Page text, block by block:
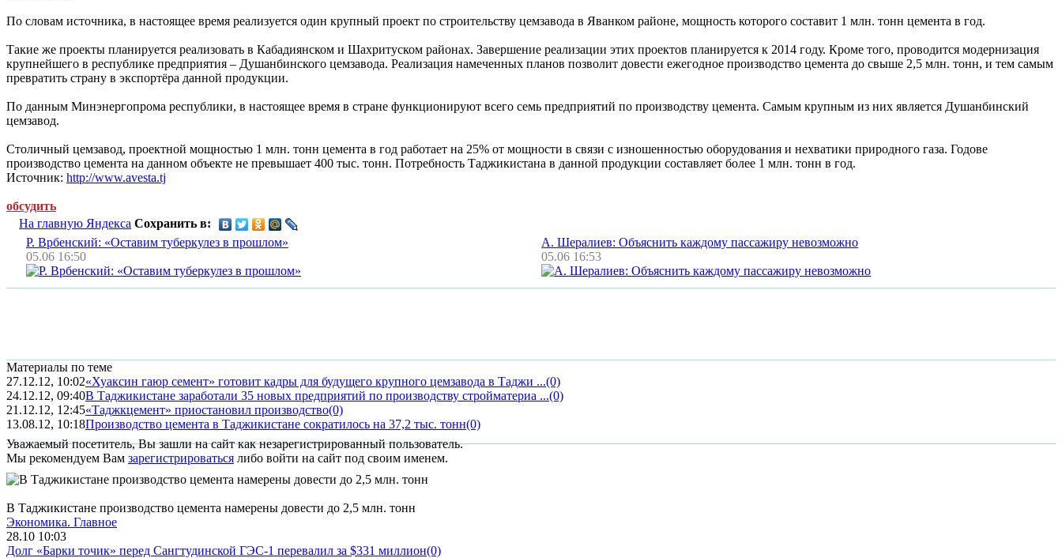
По словам источника, в настоящее время реализуется один крупный проект по строительству цемзавода в Яванком районе, мощность которого составит 1 млн. тонн цемента в год.
Такие же проекты планируется реализовать в Кабадиянском и Шахритуском районах. Завершение реализации этих проектов планируется к 2014 году. Кроме того, проводится модернизация
крупнейшего в республике предприятия – Душанбинского цемзавода. Реализация намеченных планов позволит довести ежегодное производство цемента до свыше 2,5 млн. тонн, и тем самым
превратить страну в экспортёра данной продукции.
По данным Минэнергопрома республики, в настоящее время в стране функционируют всего семь предприятий по производству цемента. Самым крупным из них является Душанбинский
цемзавод.
Столичный цемзавод, проектной мощностью 1 млн. тонн цемента в год работает на 25% от мощности в связи с изношенностью оборудования и нехватики природного газа. Годове
производство цемента на данном объекте не превышает 400 тыс. тонн. Потребность Таджикистана в данной продукции составляет более 1 млн. тонн в год.
Источник: http://www.avesta.tj
обсудить
На главную Яндекса Сохранить в:
Р. Врбенский: «Оставим туберкулез в прошлом»
05.06 16:50
А. Шералиев: Объяснить каждому пассажиру невозможно
05.06 16:53
Материалы по теме
27.12.12, 10:02«Хуаксин гаюр семент» готовит кадры для будущего крупного цемзавода в Таджи ...(0)
24.12.12, 09:40В Таджикистане заработали 35 новых предприятий по производству стройматериа ...(0)
21.12.12, 12:45«Таджкцемент» приостановил производство(0)
13.08.12, 10:18Производство цемента в Таджикистане сократилось на 37,2 тыс. тонн(0)
Уважаемый посетитель, Вы зашли на сайт как незарегистрированный пользователь.
Мы рекомендуем Вам зарегистрироваться либо войти на сайт под своим именем.
В Таджикистане производство цемента намерены довести до 2,5 млн. тонн
Экономика. Главное
28.10 10:03
Долг «Барки точик» перед Сангтудинской ГЭС-1 перевалил за $331 миллион(0)